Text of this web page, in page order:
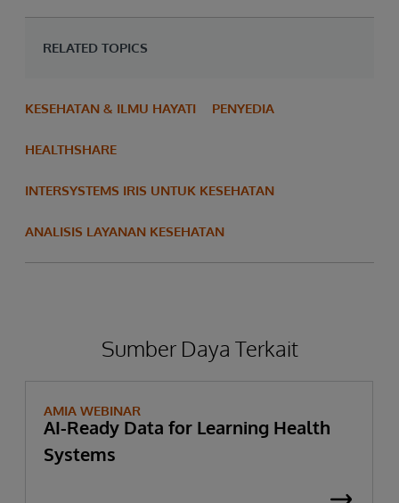
RELATED TOPICS
KESEHATAN & ILMU HAYATI PENYEDIA
HEALTHSHARE
INTERSYSTEMS IRIS UNTUK KESEHATAN
ANALISIS LAYANAN KESEHATAN
Sumber Daya Terkait
AMIA WEBINAR
AI-Ready Data for Learning Health
Systems